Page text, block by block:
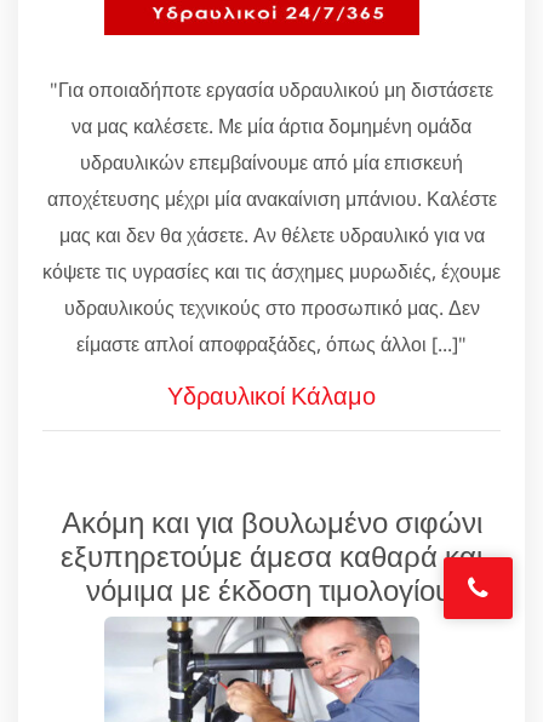
"Για οποιαδήποτε εργασία υδραυλικού μη διστάσετε
να μας καλέσετε. Με μία άρτια δομημένη ομάδα
υδραυλικών επεμβαίνουμε από μία επισκευή
αποχέτευσης μέχρι μία ανακαίνιση μπάνιου. Καλέστε
μας και δεν θα χάσετε. Αν θέλετε υδραυλικό για να
κόψετε τις υγρασίες και τις άσχημες μυρωδιές, έχουμε
υδραυλικούς τεχνικούς στο προσωπικό μας. Δεν
είμαστε απλοί αποφραξάδες, όπως άλλοι [...]"
Υδραυλικοί Κάλαμο
Ακόμη και για βουλωμένο σιφώνι
εξυπηρετούμε άμεσα καθαρά και
νόμιμα με έκδοση τιμολογίου!